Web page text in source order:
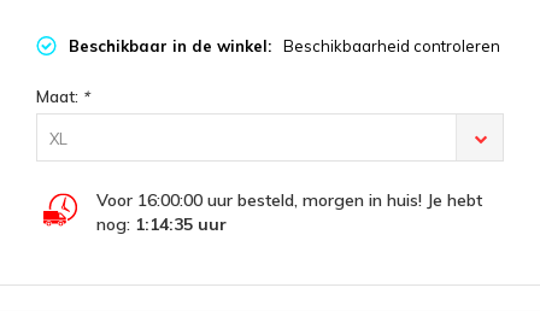
Beschikbaar in de winkel: Beschikbaarheid controleren
Maat: *
XL
Voor 16:00:00 uur besteld, morgen in huis! Je hebt
nog: 1:14:35 uur